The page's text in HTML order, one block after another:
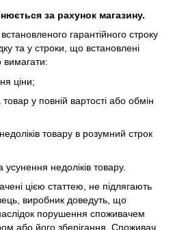
за рахунок магазину.
гарантійного строку
та у строки, що встановлені
вимагати:
ціни;
у повній вартості або обмін
товару в розумний строк
недоліків товару.
цією статтею, не підлягають
виробник доведуть, що
порушення споживачем
або його зберігання. Споживач